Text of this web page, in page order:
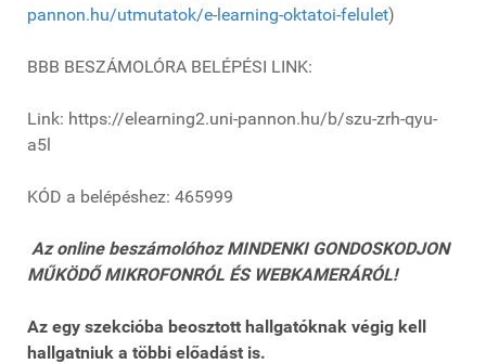
pannon.hu/utmutatok/e-learning-oktatoi-felulet)
BBB BESZÁMOLÓRA BELÉPÉSI LINK:
Link: https://elearning2.uni-pannon.hu/b/szu-zrh-qyu-
a5l
KÓD a belépéshez: 465999
Az online beszámolóhoz MINDENKI GONDOSKODJON
MŰKÖDŐ MIKROFONRÓL ÉS WEBKAMERÁRÓL!
Az egy szekcióba beosztott hallgatóknak végig kell
hallgatniuk a többi előadást is.